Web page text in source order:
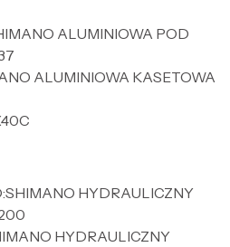
ALUMINIOWA POD
ALUMINIOWA KASETOWA
HYDRAULICZNY
HYDRAULICZNY